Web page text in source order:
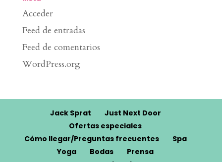
Acceder
Feed de entradas
Feed de comentarios
WordPress.org
Jack Sprat
Just Next Door
Ofertas especiales
Cómo llegar/Preguntas frecuentes
Spa
Yoga
Bodas
Prensa